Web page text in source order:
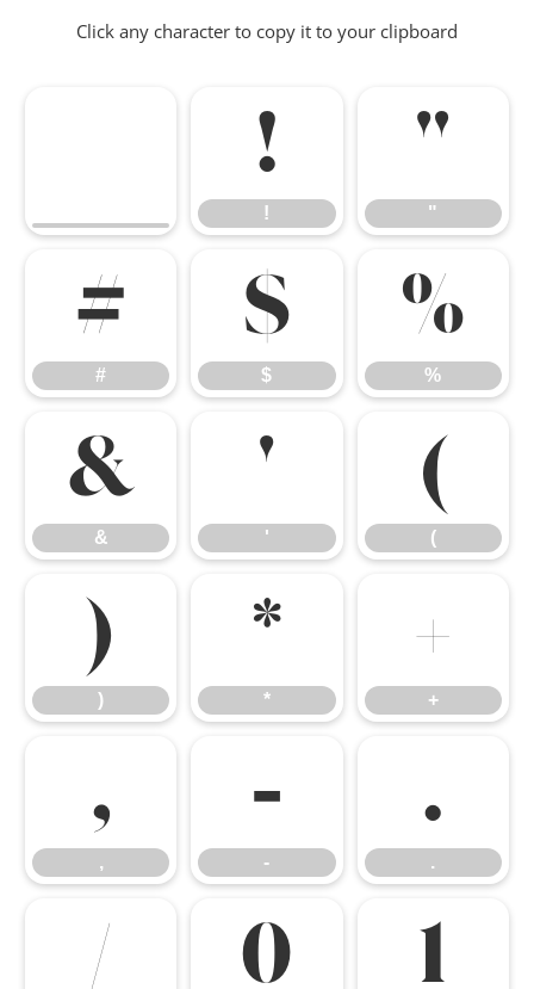
Click any character to copy it to your clipboard
!
!
"
"
#
#
$
$
%
%
&
&
'
'
(
(
)
)
*
*
+
+
,
,
-
-
.
.
/ 0 1